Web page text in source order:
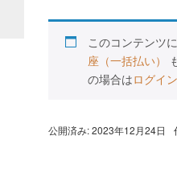
このコンテンツ
座（一括払い）
の場合はログイン
公開済み: 2023年12月24日